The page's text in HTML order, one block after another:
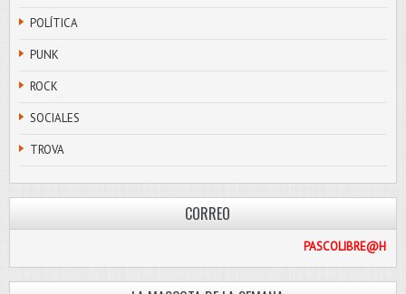
POLÍTICA
PUNK
ROCK
SOCIALES
TROVA
CORREO